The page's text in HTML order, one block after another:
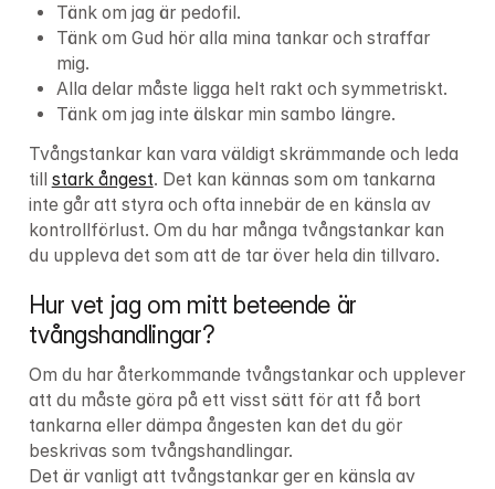
Tänk om jag är pedofil.
Tänk om Gud hör alla mina tankar och straffar
mig.
Alla delar måste ligga helt rakt och symmetriskt.
Tänk om jag inte älskar min sambo längre.
Tvångstankar kan vara väldigt skrämmande och leda
till stark ångest. Det kan kännas som om tankarna
inte går att styra och ofta innebär de en känsla av
kontrollförlust. Om du har många tvångstankar kan
du uppleva det som att de tar över hela din tillvaro.
Hur vet jag om mitt beteende är
tvångshandlingar?
Om du har återkommande tvångstankar och upplever
att du måste göra på ett visst sätt för att få bort
tankarna eller dämpa ångesten kan det du gör
beskrivas som tvångshandlingar.
Det är vanligt att tvångstankar ger en känsla av